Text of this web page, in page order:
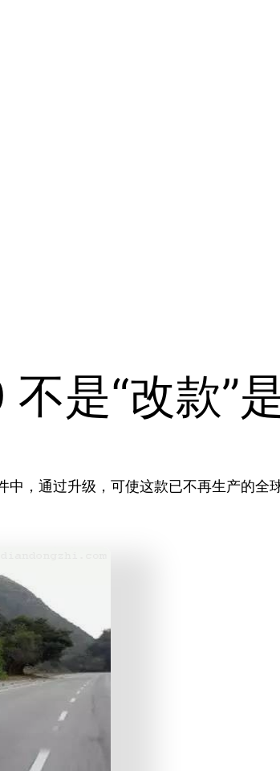
是“改款”
，通过升级，可使这款已不再生产的全